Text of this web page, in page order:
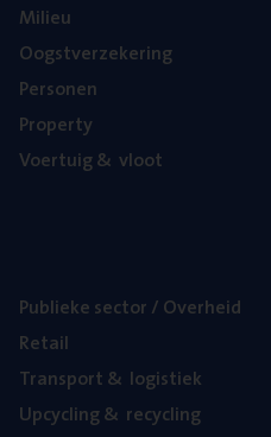
Mili­eu
Oogst­ver­ze­ke­ring
Per­so­nen
Pro­per­ty
Voer­tuig& vloot
Publie­ke sec­tor / Overheid
Retail
Trans­port& logistiek
Upcy­cling& recycling